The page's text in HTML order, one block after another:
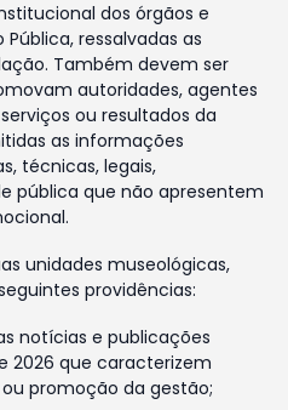
dos órgãos e
ressalvadas as
Também devem ser
autoridades, agentes
ou resultados da
as informações
técnicas, legais,
pública que não apresentem
unidades museológicas,
providências:
notícias e publicações
2026 que caracterizem
promoção da gestão;